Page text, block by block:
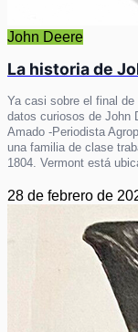
John Deere
La historia de
Ya casi sobre el final
datos curiosos de John
Amado -Periodista
una familia de clase
1804. Vermont está
28 de febrero de